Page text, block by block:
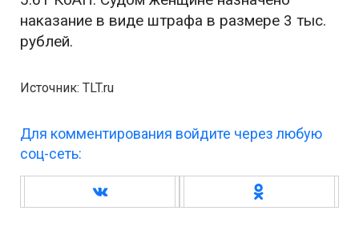
наказание в виде штрафа в размере 3 тыс.
рублей.
Источник: TLT.ru
Для комментирования войдите через любую
соц-сеть: